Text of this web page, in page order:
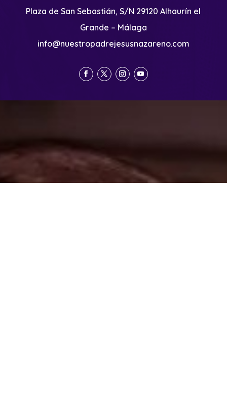
Plaza de San Sebastián, S/N 29120 Alhaurín el
Grande – Málaga
info@nuestropadrejesusnazareno.com